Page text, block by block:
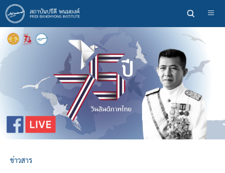
ข้าม
ไป
ยัง
เนื้อหา
หลัก
ข่าวสาร